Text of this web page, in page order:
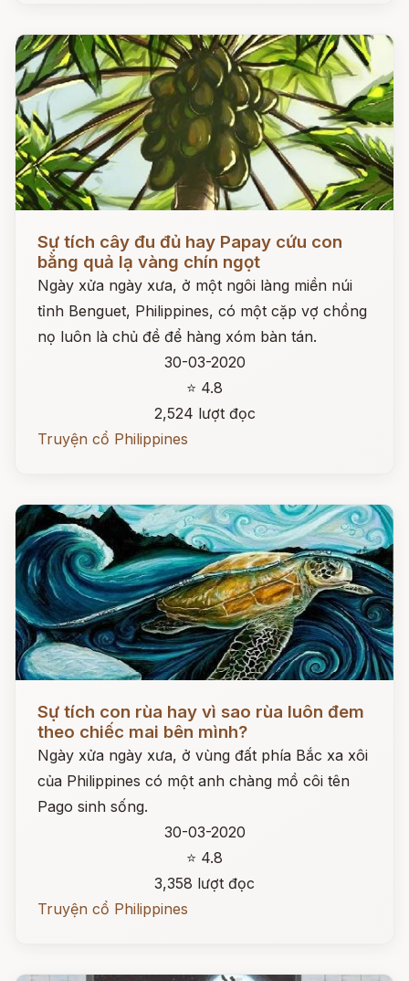
Sự tích cây đu đủ hay Papay cứu con
bằng quả lạ vàng chín ngọt
Ngày xửa ngày xưa, ở một ngôi làng miền núi
tỉnh Benguet, Philippines, có một cặp vợ chồng
nọ luôn là chủ đề để hàng xóm bàn tán.
30-03-2020
⭐ 4.8
2,524 lượt đọc
Truyện cổ Philippines
Sự tích con rùa hay vì sao rùa luôn đem
theo chiếc mai bên mình?
Ngày xửa ngày xưa, ở vùng đất phía Bắc xa xôi
của Philippines có một anh chàng mồ côi tên
Pago sinh sống.
30-03-2020
⭐ 4.8
3,358 lượt đọc
Truyện cổ Philippines